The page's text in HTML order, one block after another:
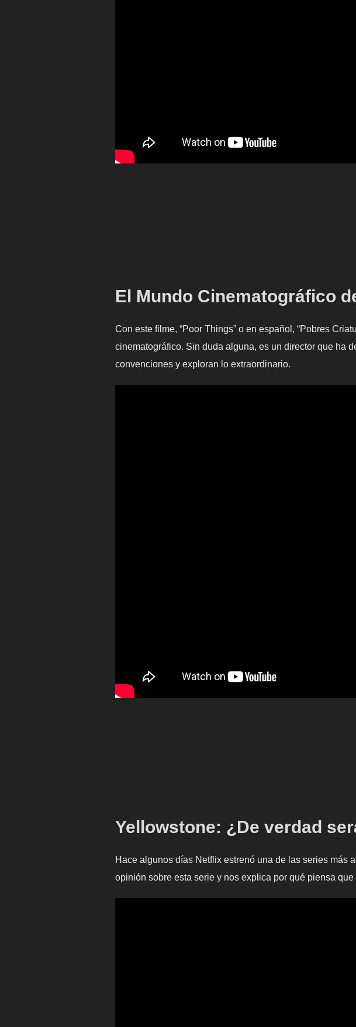
El Mundo Cinematográfico
Con este filme, “Poor Things” o en español, “Pobres
cinematográfico. Sin duda alguna, es un director que ha
convenciones y exploran lo extraordinario.
Yellowstone: ¿De verdad
Hace algunos días Netflix estrenó una de las series más
opinión sobre esta serie y nos explica por qué piensa